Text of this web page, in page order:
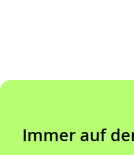
Immer auf